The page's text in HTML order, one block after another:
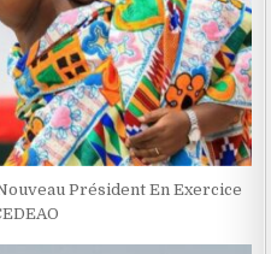
Président En Exercice